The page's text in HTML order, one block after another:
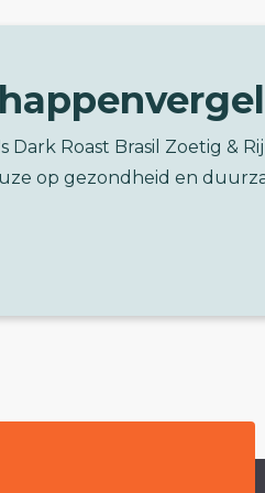
Dark Roast Brasil Zoetig &
op gezondheid en